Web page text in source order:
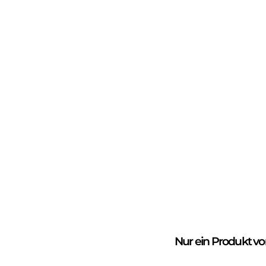
Nurein Produkt